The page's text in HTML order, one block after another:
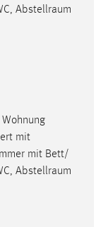
Abstellraum
mit
mit Bett/
Abstellraum